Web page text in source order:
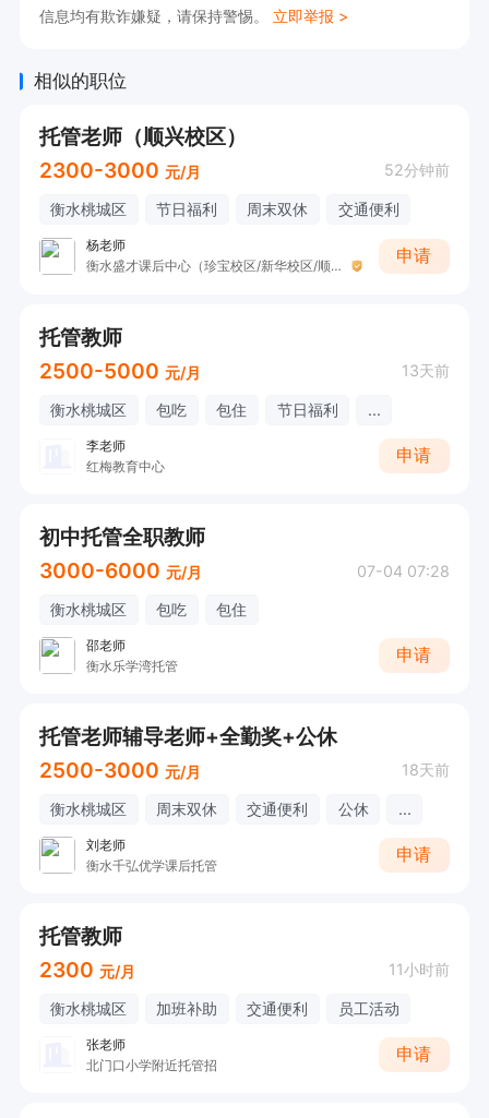
信息均有欺诈嫌疑，请保持警惕。 立即举报 >
相似的职位
托管老师（顺兴校区）
2300-3000 元/月 52分钟前
衡水桃城区 节日福利 周末双休 交通便利
杨老师
衡水盛才课后中心（珍宝校区/新华校区/顺兴校区）
申请
托管教师
2500-5000 元/月 13天前
衡水桃城区 包吃 包住 节日福利 ...
李老师
红梅教育中心
申请
初中托管全职教师
3000-6000 元/月 07-04 07:28
衡水桃城区 包吃 包住
邵老师
衡水乐学湾托管
申请
托管老师辅导老师+全勤奖+公休
2500-3000 元/月 18天前
衡水桃城区 周末双休 交通便利 公休 ...
刘老师
衡水千弘优学课后托管
申请
托管教师
2300 元/月 11小时前
衡水桃城区 加班补助 交通便利 员工活动
张老师
北门口小学附近托管招
申请